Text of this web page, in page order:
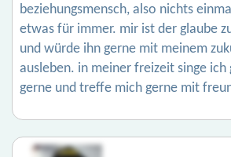
beziehungsmensch, also nichts
etwas für immer. mir ist der glaube
und würde ihn gerne mit meinem
ausleben. in meiner freizeit singe ich
gerne und treffe mich gerne mit